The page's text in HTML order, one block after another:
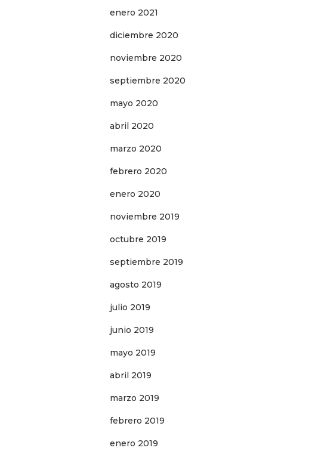
enero 2021
diciembre 2020
noviembre 2020
septiembre 2020
mayo 2020
abril 2020
marzo 2020
febrero 2020
enero 2020
noviembre 2019
octubre 2019
septiembre 2019
agosto 2019
julio 2019
junio 2019
mayo 2019
abril 2019
marzo 2019
febrero 2019
enero 2019